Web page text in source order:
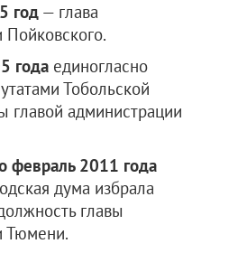
год — глава
года единогласно
Тобольской
главой администрации
февраль 2011 года
дума избрала
главы
Тюмени.